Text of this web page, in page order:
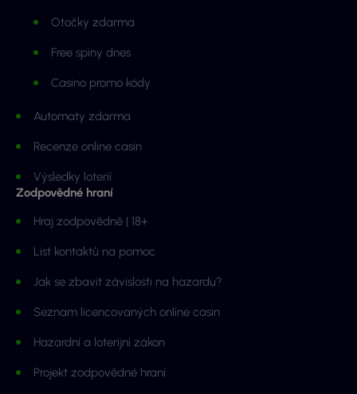
Otočky zdarma
Free spiny dnes
Casino promo kódy
Automaty zdarma
Recenze online casin
Výsledky loterií
Zodpovědné hraní
Hraj zodpovědně | 18+
List kontaktů na pomoc
Jak se zbavit závislosti na hazardu?
Seznam licencovaných online casin
Hazardní a loterijní zákon
Projekt zodpovědné hraní